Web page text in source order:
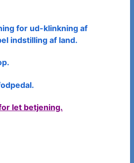
for ud-klinkning af
indstilling af land.
let betjening.